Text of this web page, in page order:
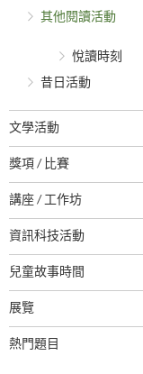
其他閱讀活動
悅讀時刻
昔日活動
文學活動
獎項 / 比賽
講座 / 工作坊
資訊科技活動
兒童故事時間
展覽
熱門題目